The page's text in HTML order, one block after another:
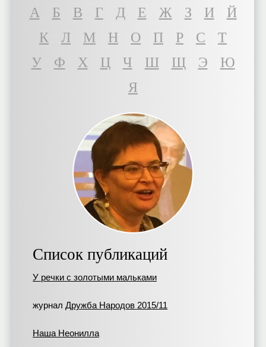
A Б В Г Д Е Ж З И
Й
К
Л М Н О П Р С
Т
У
Ф Х Ц Ч Ш Щ Э
Ю
Я
Список публикаций
У речки с золотыми мальками
журнал Дружба Народов 2015/11
Наша Неонилла